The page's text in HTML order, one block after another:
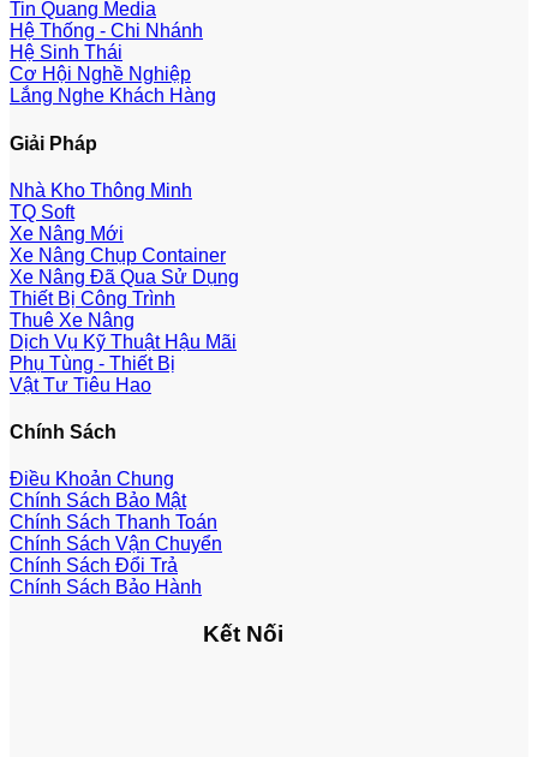
Tin Quang Media
Hệ Thống - Chi Nhánh
Hệ Sinh Thái
Cơ Hội Nghề Nghiệp
Lắng Nghe Khách Hàng
Giải Pháp
Nhà Kho Thông Minh
TQ Soft
Xe Nâng Mới
Xe Nâng Chụp Container
Xe Nâng Đã Qua Sử Dụng
Thiết Bị Công Trình
Thuê Xe Nâng
Dịch Vụ Kỹ Thuật Hậu Mãi
Phụ Tùng - Thiết Bị
Vật Tư Tiêu Hao
Chính Sách
Điều Khoản Chung
Chính Sách Bảo Mật
Chính Sách Thanh Toán
Chính Sách Vận Chuyển
Chính Sách Đổi Trả
Chính Sách Bảo Hành
Kết Nối